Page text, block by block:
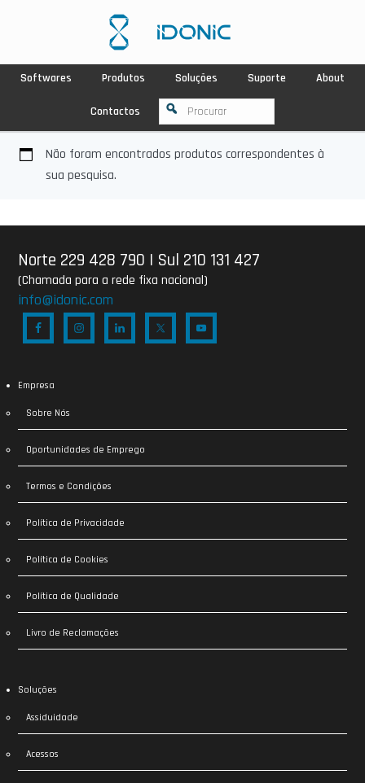
Softwares Produtos Soluções Suporte About
Contactos
Não foram encontrados produtos correspondentes à
sua pesquisa.
Norte 229 428 790 | Sul 210 131 427
(Chamada para a rede fixa nacional)
info@idonic.com
Empresa
Sobre Nós
Oportunidades de Emprego
Termos e Condições
Política de Privacidade
Política de Cookies
Política de Qualidade
Livro de Reclamações
Soluções
Assiduidade
Acessos